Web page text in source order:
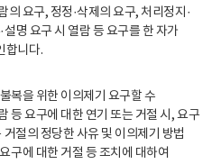
의 요구, 정정·삭제의 요구, 처리정지·
명 요구 시 열람 등 요구를 한 자가
합니다.
복을 위한 이의제기 요구할 수
등 요구에 대한 연기 또는 거절 시, 요구
절의 정당한 사유 및 이의제기 방법
구에 대한 거절 등 조치에 대하여